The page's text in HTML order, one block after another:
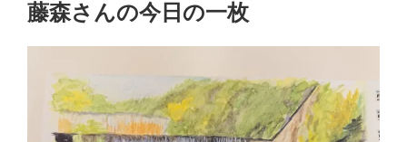
稿
日:
藤森さんの今日の一枚